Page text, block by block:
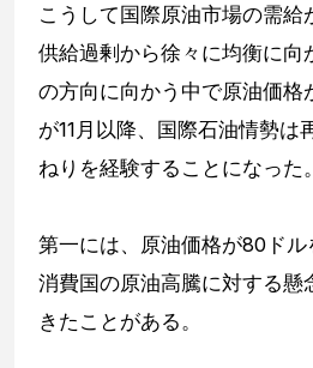
こうして国際原油市場の需給
供給過剰から徐々に均衡に向
の方向に向かう中で原油価格
が11月以降、国際石油情勢は
ねりを経験することになった。
第一には、原油価格が80ドル
消費国の原油高騰に対する懸
きたことがある。